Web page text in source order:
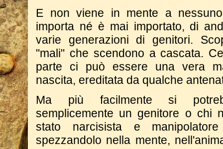
E non viene in mente a
importa né è mai importato, di
varie generazioni di genitori.
"mali" che scendono a cascata.
parte ci può essere una vera
nascita, ereditata da qualche
Ma più facilmente si
semplicemente un genitore o chi
stato narcisista e
spezzandolo nella mente,